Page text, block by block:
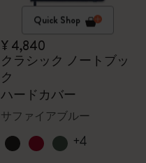
Quick Shop
¥ 4,840
クラシック ノートブッ
ク
ハードカバー
サファイアブルー
+4